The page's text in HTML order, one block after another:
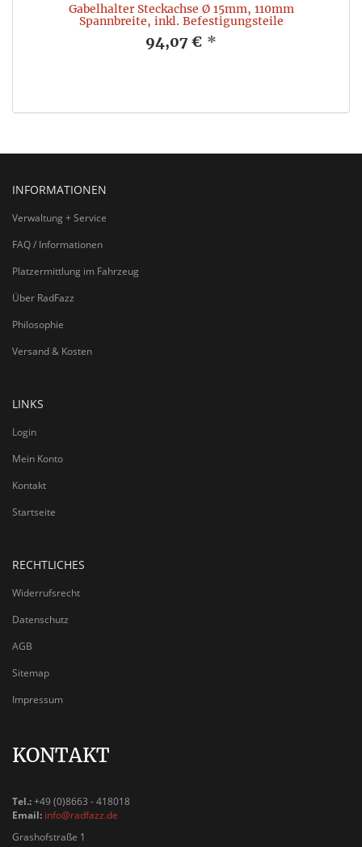
Gabelhalter Steckachse Ø 15mm, 110mm
Spannbreite, inkl. Befestigungsteile
94,07 € *
INFORMATIONEN
Verwaltung + Service
FAQ / Informationen
Platzermittlung im Fahrzeug
Über RadFazz
Philosophie
Versand & Kosten
LINKS
Login
Mein Konto
Kontakt
Startseite
RECHTLICHES
Widerrufsrecht
Datenschutz
AGB
Sitemap
Impressum
KONTAKT
Tel.:+49 (0)8663 - 418018
Email: info@radfazz.de
Grashofstraße 1